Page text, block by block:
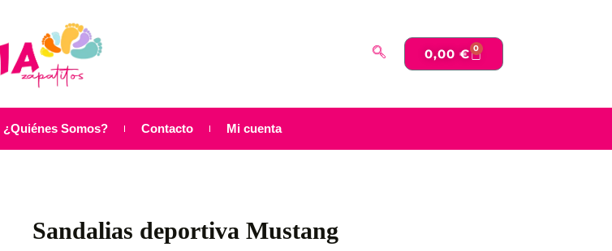
0,00 € 0
¿Quiénes Somos? Contacto Mi cuenta
Sandalias deportiva Mustang